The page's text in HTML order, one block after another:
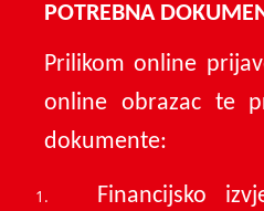
POTREBNA
Prilikom online
online obrazac te
dokumente:
Financijsko